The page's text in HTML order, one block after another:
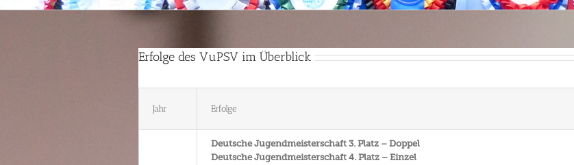
Erfolge des VuPSV im Überblick
Jahr Erfolge
Deutsche Jugendmeisterschaft 3. Platz – Doppel
Deutsche Jugendmeisterschaft 4. Platz – Einzel